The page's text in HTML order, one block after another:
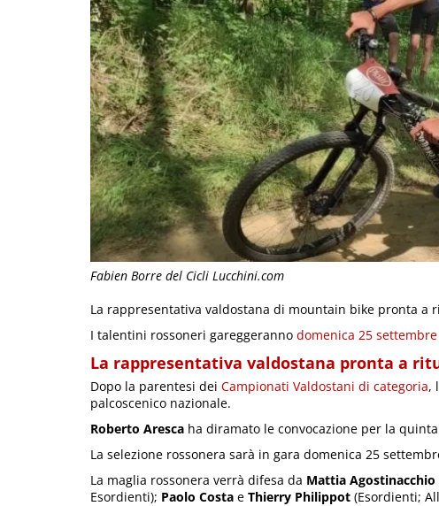
Fabien Borre del Cicli Lucchini.com
La rappresentativa valdostana di mountain bike pronta a
I talentini rossoneri gareggeranno domenica 25 settembre
La rappresentativa valdostana pronta a
Dopo la parentesi dei Campionati Valdostani di categoria,
palcoscenico nazionale.
Roberto Aresca ha diramato le convocazione per la
La selezione rossonera sarà in gara domenica 25
La maglia rossonera verrà difesa da Mattia Agostinacchio
Esordienti); Paolo Costa e Thierry Philippot (Esordienti;